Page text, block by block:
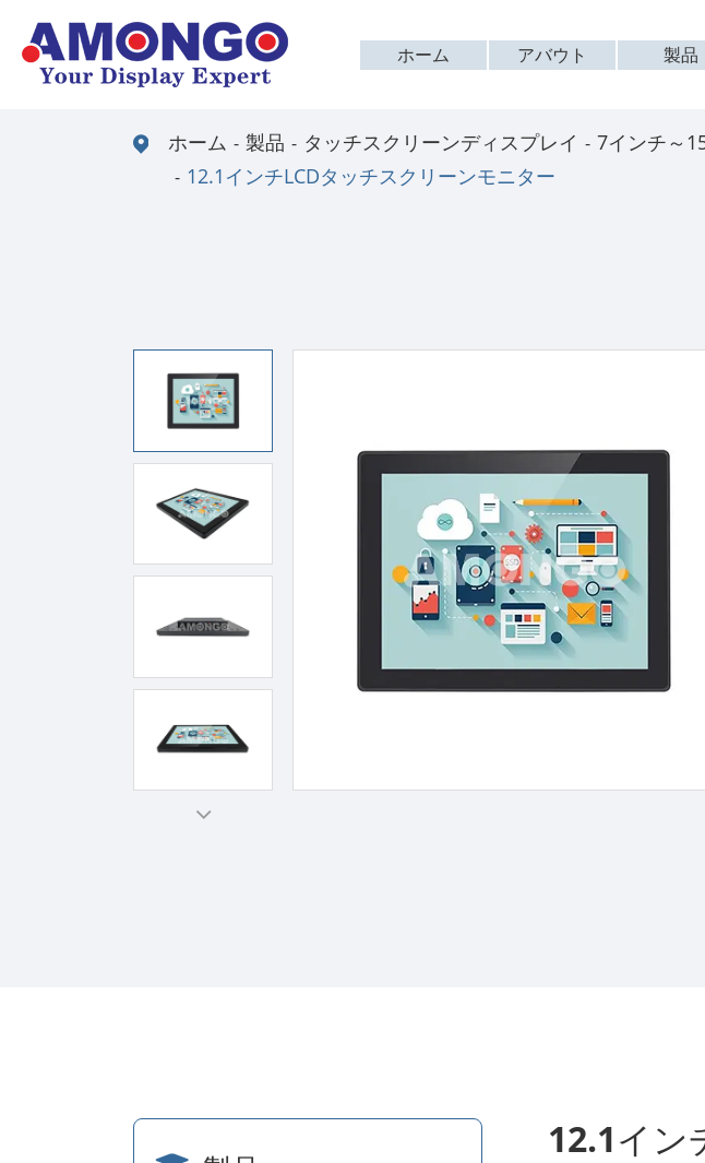
ホーム アバウト 製品
ホーム 製品 タッチスクリーンディスプレイ
7インチ～
12.1インチLCDタッチスクリーンモニター
12.1イン